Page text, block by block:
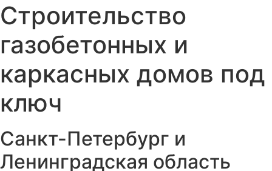
Строительство
газобетонных и
каркасных домов под
ключ
Санкт-Петербург и
Ленинградская область